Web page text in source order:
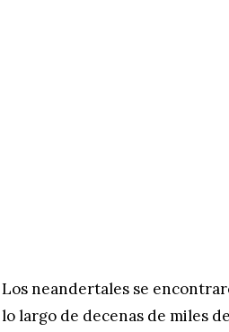
Los neandertales se
lo largo de decenas de miles